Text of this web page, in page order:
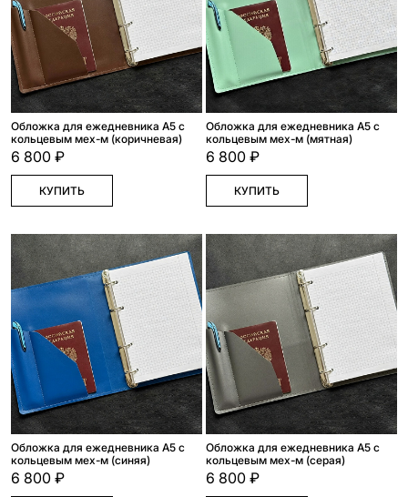
Обложка для ежедневника А5 с
кольцевым мех-м (коричневая)
6 800 ₽
КУПИТЬ
Обложка для ежедневника А5 с
кольцевым мех-м (мятная)
6 800 ₽
КУПИТЬ
Обложка для ежедневника А5 с
кольцевым мех-м (синяя)
6 800 ₽
Обложка для ежедневника А5 с
кольцевым мех-м (серая)
6 800 ₽